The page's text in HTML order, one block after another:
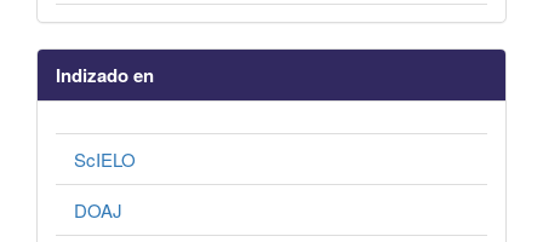
Indizado en
ScIELO
DOAJ